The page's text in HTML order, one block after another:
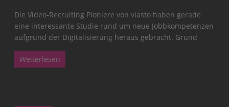
Die Video-Recruiting Pioniere von viasto haben gerade
eine interessante Studie rund um neue Jobbkompetenzen
aufgrund der Digitalisierung heraus gebracht. Grund
Weiterlesen